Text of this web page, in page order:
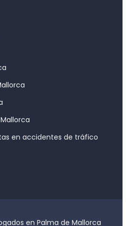
en accidentes de tráfico
en Palma de Mallorca